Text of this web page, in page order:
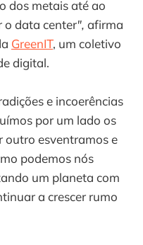
dos metais até ao
o data center", afirma
GreenIT, um coletivo
digital.
e incoerências
por um lado os
outro esventramos e
podemos nós
um planeta com
a crescer rumo